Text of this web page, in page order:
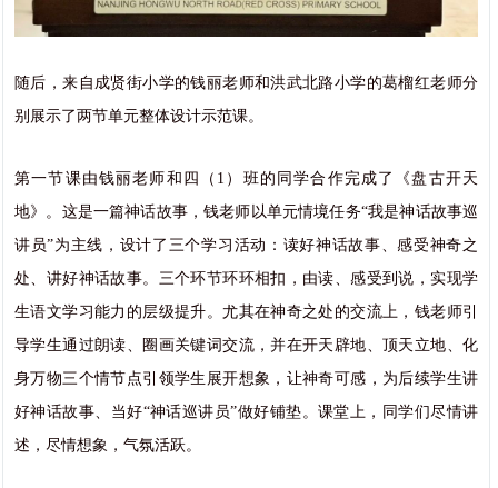
随后，来自成贤街小学的钱丽老师和洪武北路小学的葛榴红老师分
别展示了两节单元整体设计示范课。
第一节课由钱丽老师和四（1）班的同学合作完成了《盘古开天
地》。这是一篇神话故事，钱老师以单元情境任务“我是神话故事巡
讲员”为主线，设计了三个学习活动：读好神话故事、感受神奇之
处、讲好神话故事。三个环节环环相扣，由读、感受到说，实现学
生语文学习能力的层级提升。尤其在神奇之处的交流上，钱老师引
导学生通过朗读、圈画关键词交流，并在开天辟地、顶天立地、化
身万物三个情节点引领学生展开想象，让神奇可感，为后续学生讲
好神话故事、当好“神话巡讲员”做好铺垫。课堂上，同学们尽情讲
述，尽情想象，气氛活跃。